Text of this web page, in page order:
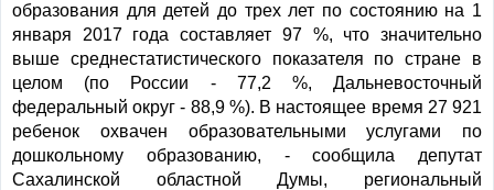
образования для детей до трех лет по состоянию на 1
января 2017 года составляет 97 %, что значительно
выше среднестатистического показателя по стране в
целом (по России - 77,2 %, Дальневосточный
федеральный округ - 88,9 %). В настоящее время 27 921
ребенок охвачен образовательными услугами по
дошкольному образованию, - сообщила депутат
Сахалинской областной Думы, региональный